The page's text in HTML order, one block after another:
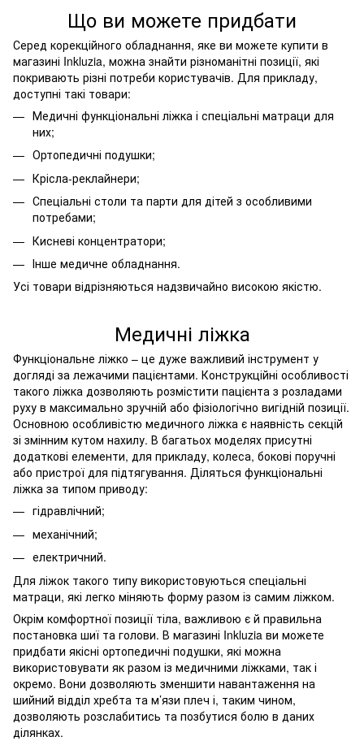
Що ви можете придбати
Серед корекційного обладнання, яке ви можете купити в
магазині Inkluzia, можна знайти різноманітні позиції, які
покривають різні потреби користувачів. Для прикладу,
доступні такі товари:
Медичні функціональні ліжка і спеціальні матраци для
них;
Ортопедичні подушки;
Крісла-реклайнери;
Спеціальні столи та парти для дітей з особливими
потребами;
Кисневі концентратори;
Інше медичне обладнання.
Усі товари відрізняються надзвичайно високою якістю.
Медичні ліжка
Функціональне ліжко – це дуже важливий інструмент у
догляді за лежачими пацієнтами. Конструкційні особливості
такого ліжка дозволяють розмістити пацієнта з розладами
руху в максимально зручній або фізіологічно вигідній позиції.
Основною особливістю медичного ліжка є наявність секцій
зі змінним кутом нахилу. В багатьох моделях присутні
додаткові елементи, для прикладу, колеса, бокові поручні
або пристрої для підтягування. Діляться функціональні
ліжка за типом приводу:
гідравлічний;
механічний;
електричний.
Для ліжок такого типу використовуються спеціальні
матраци, які легко міняють форму разом із самим ліжком.
Окрім комфортної позиції тіла, важливою є й правильна
постановка шиї та голови. В магазині Inkluzia ви можете
придбати якісні ортопедичні подушки, які можна
використовувати як разом із медичними ліжками, так і
окремо. Вони дозволяють зменшити навантаження на
шийний відділ хребта та м’язи плеч і, таким чином,
дозволяють розслабитись та позбутися болю в даних
ділянках.